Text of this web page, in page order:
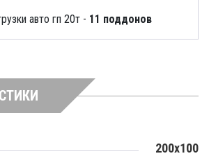
авто гп 20т - 11 поддонов
200х100